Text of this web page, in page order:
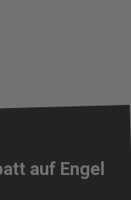
auf Engel